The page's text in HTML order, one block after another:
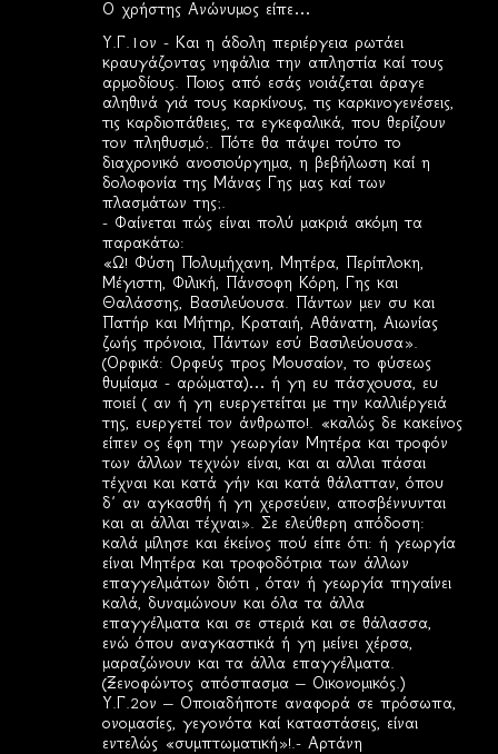
Ο χρήστης Ανώνυμος είπε…
Υ.Γ.1ον - Και η άδολη περιέργεια ρωτάει
κραυγάζοντας νηφάλια την απληστία καί τους
αρμοδίους. Ποιος από εσάς νοιάζεται άραγε
αληθινά γιά τους καρκίνους, τις καρκινογενέσεις,
τις καρδιοπάθειες, τα εγκεφαλικά, που θερίζουν
τον πληθυσμό;. Πότε θα πάψει τούτο το
διαχρονικό ανοσιούργημα, η βεβήλωση καί η
δολοφονία της Μάνας Γης μας καί των
πλασμάτων της;.
- Φαίνεται πώς είναι πολύ μακριά ακόμη τα
παρακάτω:
«Ω! Φύση Πολυμήχανη, Μητέρα, Περίπλοκη,
Μέγιστη, Φιλική, Πάνσοφη Κόρη, Γης και
Θαλάσσης, Βασιλεύουσα. Πάντων μεν συ και
Πατήρ και Μήτηρ, Κραταιή, Αθάνατη, Αιωνίας
ζωής πρόνοια, Πάντων εσύ Βασιλεύουσα».
(Ορφικά: Ορφεύς προς Μουσαίον, το φύσεως
θυμίαμα - αρώματα)… ή γη ευ πάσχουσα, ευ
ποιεί ( αν ή γη ευεργετείται με την καλλιέργειά
της, ευεργετεί τον άνθρωπο!. «καλώς δε κακείνος
είπεν ος έφη την γεωργίαν Μητέρα και τροφόν
των άλλων τεχνών είναι, και αι αλλαι πάσαι
τέχναι και κατά γήν και κατά θάλατταν, όπου
δ΄ αν αγκασθή ή γη χερσεύειν, αποσβέννυνται
και αι άλλαι τέχναι». Σε ελεύθερη απόδοση:
καλά μίλησε και έκείνος πού είπε ότι: ή γεωργία
είναι Μητέρα και τροφοδότρια των άλλων
επαγγελμάτων διότι , όταν ή γεωργία πηγαίνει
καλά, δυναμώνουν και όλα τα άλλα
επαγγέλματα και σε στεριά και σε θάλασσα,
ενώ όπου αναγκαστικά ή γη μείνει χέρσα,
μαραζώνουν και τα άλλα επαγγέλματα.
(Ξενοφώντος απόσπασμα – Οικονομικός.)
Υ.Γ.2ον – Οποιαδήποτε αναφορά σε πρόσωπα,
ονομασίες, γεγονότα καί καταστάσεις, είναι
εντελώς «συμπτωματική»!.- Αρτάνη